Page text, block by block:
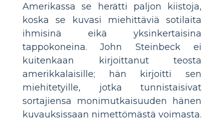
Amerikassa se herätti paljon kiistoja,
koska se kuvasi miehittäviä sotilaita
ihmisinä eikä yksinkertaisina
tappokoneina. John Steinbeck ei
kuitenkaan kirjoittanut teosta
amerikkalaisille; hän kirjoitti sen
miehitetyille, jotka tunnistaisivat
sortajiensa monimutkaisuuden hänen
kuvauksissaan nimettömästä voimasta.